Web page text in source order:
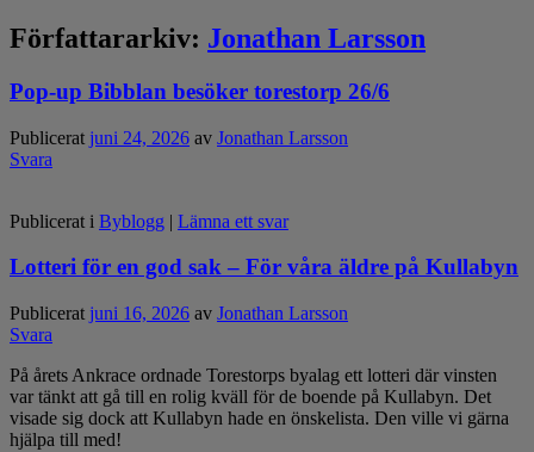
Författararkiv: Jonathan Larsson
Pop-up Bibblan besöker torestorp 26/6
Publicerat juni 24, 2026 av Jonathan Larsson
Svara
Publicerat i Byblogg | Lämna ett svar
Lotteri för en god sak – För våra äldre på Kullabyn
Publicerat juni 16, 2026 av Jonathan Larsson
Svara
På årets Ankrace ordnade Torestorps byalag ett lotteri där vinsten
var tänkt att gå till en rolig kväll för de boende på Kullabyn. Det
visade sig dock att Kullabyn hade en önskelista. Den ville vi gärna
hjälpa till med!